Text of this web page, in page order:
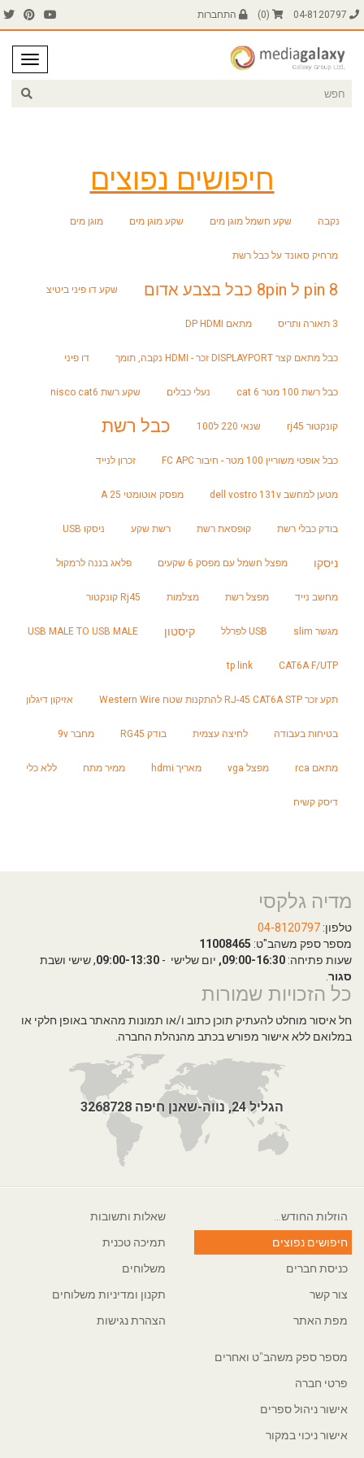
(
0
) התחברות
חיפושים נפוצים
נקבה שקע חשמל מוגן מים שקע מוגן מים מוגן מים
מרחיק סאונד על כבל רשת
8 pin ל 8pin כבל בצבע אדום שקע דו פיני ביטיצ
3 תאורה ותריס מתאם DP HDMI
כבל מתאם קצר DISPLAYPORT זכר - HDMI נקבה, תומך דו פיני
כבל רשת 100 מטר cat 6 נעלי כבלים שקע רשת nisco cat6
קונקטור rj45 שנאי 220 ל100 כבל רשת
כבל אופטי משוריין 100 מטר - חיבור FC APC זכרון לנייד
מטען למחשב dell vostro 131v מפסק אוטומטי 25 A
בודק כבלי רשת קופסאת רשת רשת שקע ניסקו USB
ניסקו מפצל חשמל עם מפסק 6 שקעים פלאג בננה לרמקול
מחשב נייד מפצל רשת מצלמות Rj45 קונקטור
מגשר slim USB לפרלל קיסטון USB MALE TO USB MALE
CAT6A F/UTP
tp link
תקע זכר RJ-45 CAT6A STP להתקנות שטח Western Wire אזיקון דיגלון
בטיחות בעבודה לחיצה עצמית בודק RG45 מחבר 9v
מתאם rca מפצל vga מאריך hdmi ממיר מתח ללא כלי
דיסק קשיח
מדיה גלקסי
טלפון: 04-8120797
מספר ספק משהב"ט: 11008465
שעות פתיחה: 09:00-16:30, יום שלישי - 09:00-13:30, שישי ושבת
סגור
כל הזכויות שמורות
חל איסור מוחלט להעתיק תוכן כתוב ו/או תמונות מהאתר באופן חלקי או
במלואם ללא אישור מפורש בכתב מהנהלת החברה.
הגליל 24, נווה-שאנן חיפה 3268728
הוזלות החודש...
חיפושים נפוצים
כניסת חברים
צור קשר
מפת האתר
שאלות ותשובות
תמיכה טכנית
משלוחים
תקנון ומדיניות משלוחים
הצהרת נגישות
מספר ספק משהב"ט ואחרים
פרטי חברה
אישור ניהול ספרים
אישור ניכוי במקור